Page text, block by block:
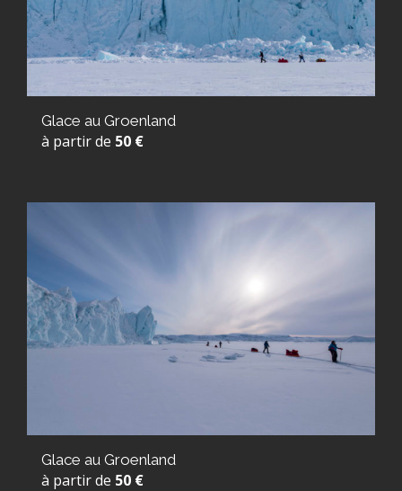
Glace au Groenland
à partir de 50 €
Glace au Groenland
à partir de 50 €